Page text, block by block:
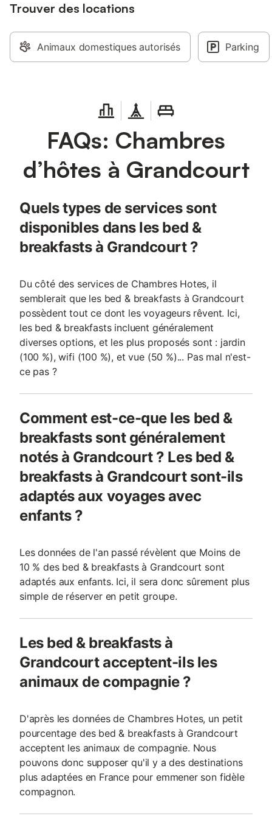
Trouver des locations
Animaux domestiques autorisés Parking
FAQs: Chambres
d’hôtes à Grandcourt
Quels types de services sont
disponibles dans les bed &
breakfasts à Grandcourt ?
Du côté des services de Chambres Hotes, il
semblerait que les bed & breakfasts à Grandcourt
possèdent tout ce dont les voyageurs rêvent. Ici,
les bed & breakfasts incluent généralement
diverses options, et les plus proposés sont : jardin
(100 %), wifi (100 %), et vue (50 %)... Pas mal n'est-
ce pas ?
Comment est-ce-que les bed &
breakfasts sont généralement
notés à Grandcourt ? Les bed &
breakfasts à Grandcourt sont-ils
adaptés aux voyages avec
enfants ?
Les données de l'an passé révèlent que Moins de
10 % des bed & breakfasts à Grandcourt sont
adaptés aux enfants. Ici, il sera donc sûrement plus
simple de réserver en petit groupe.
Les bed & breakfasts à
Grandcourt acceptent-ils les
animaux de compagnie ?
D'après les données de Chambres Hotes, un petit
pourcentage des bed & breakfasts à Grandcourt
acceptent les animaux de compagnie. Nous
pouvons donc supposer qu'il y a des destinations
plus adaptées en France pour emmener son fidèle
compagnon.